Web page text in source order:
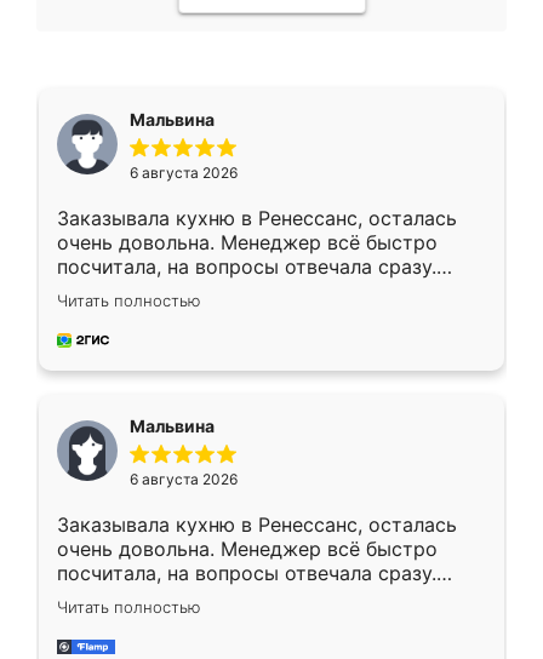
Мальвина
6 августа 2026
Заказывала кухню в Ренессанс, осталась
очень довольна. Менеджер всё быстро
посчитала, на вопросы отвечала сразу.
Замерщик приехал в субботу, подошёл к
делу со всей ответственностью. Собрали
за день, ребята работали аккуратно, даже
Читать полностью
Мальвина
6 августа 2026
Заказывала кухню в Ренессанс, осталась
очень довольна. Менеджер всё быстро
посчитала, на вопросы отвечала сразу.
Замерщик приехал в субботу, подошёл к
делу со всей ответственностью. Собрали
за день, ребята работали аккуратно, даже
Читать полностью